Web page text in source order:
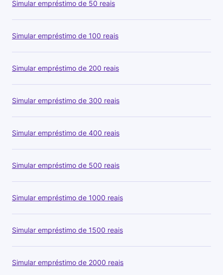
Simular empréstimo de 50 reais
Simular empréstimo de 100 reais
Simular empréstimo de 200 reais
Simular empréstimo de 300 reais
Simular empréstimo de 400 reais
Simular empréstimo de 500 reais
Simular empréstimo de 1000 reais
Simular empréstimo de 1500 reais
Simular empréstimo de 2000 reais